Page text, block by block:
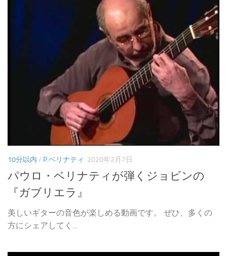
10分以内 / P.ベリナティ 2020年2月7日
パウロ・ベリナティが弾くジョビンの
『ガブリエラ』
美しいギターの音色が楽しめる動画です。 ぜひ、多くの
方にシェアしてく...